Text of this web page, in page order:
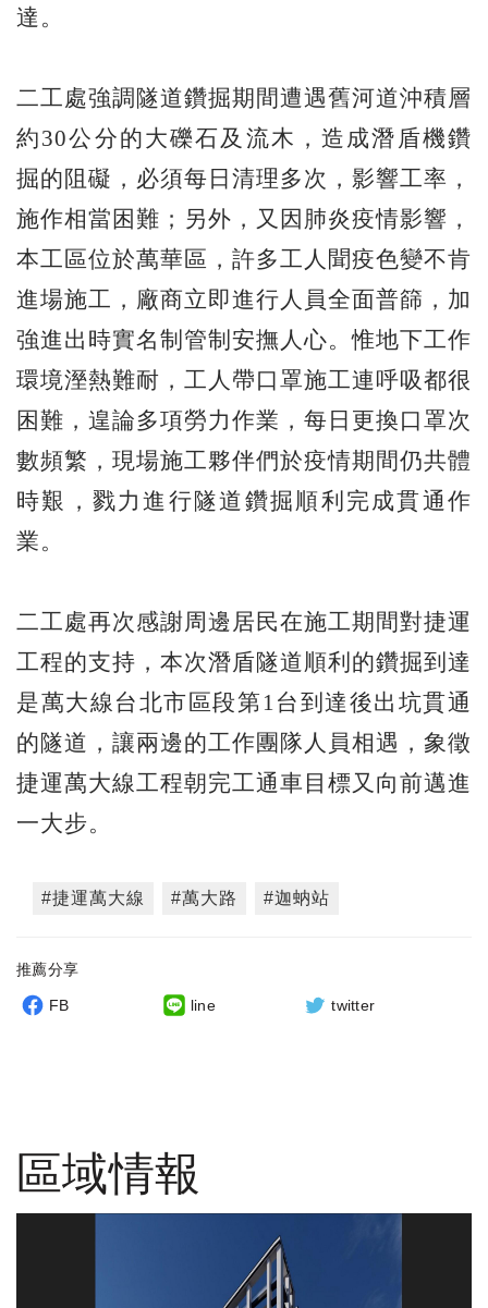
達。
二工處強調隧道鑽掘期間遭遇舊河道沖積層
約30公分的大礫石及流木，造成潛盾機鑽
掘的阻礙，必須每日清理多次，影響工率，
施作相當困難；另外，又因肺炎疫情影響，
本工區位於萬華區，許多工人聞疫色變不肯
進場施工，廠商立即進行人員全面普篩，加
強進出時實名制管制安撫人心。惟地下工作
環境溼熱難耐，工人帶口罩施工連呼吸都很
困難，遑論多項勞力作業，每日更換口罩次
數頻繁，現場施工夥伴們於疫情期間仍共體
時艱，戮力進行隧道鑽掘順利完成貫通作
業。
二工處再次感謝周邊居民在施工期間對捷運
工程的支持，本次潛盾隧道順利的鑽掘到達
是萬大線台北市區段第1台到達後出坑貫通
的隧道，讓兩邊的工作團隊人員相遇，象徵
捷運萬大線工程朝完工通車目標又向前邁進
一大步。
#捷運萬大線 #萬大路 #迦蚋站
推薦分享
FB line twitter
區域情報